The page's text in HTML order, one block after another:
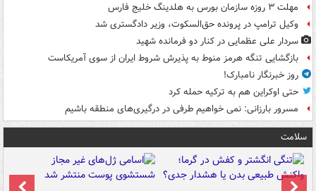
مهلت ۳ روزه سازمان بورس به هلدینگ خلیج فارس
وکیل ترامپ در پرونده حق‌السکوت، وزیر دادگستری شد
سردار علی عظمایی در کنار دو فرمانده شهید
بازگشایی تنگه هرمز منوط به پذیرش شروط ایران از سوی آمریکاست
روز خبرنگار نامبارک!
حتی اوکراین هم به ترکیه حمله کرد
مسرور بارزانی: نمی خواهیم طرفی در درگیری‌های منطقه باشیم
سلامت